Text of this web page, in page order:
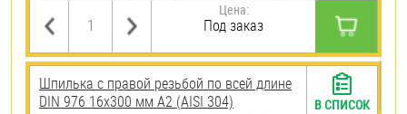
Цена:
Под заказ
Шпилька с правой резьбой по всей длине
DIN 976 16х300 мм А2 (AISI 304)
В СПИСОК